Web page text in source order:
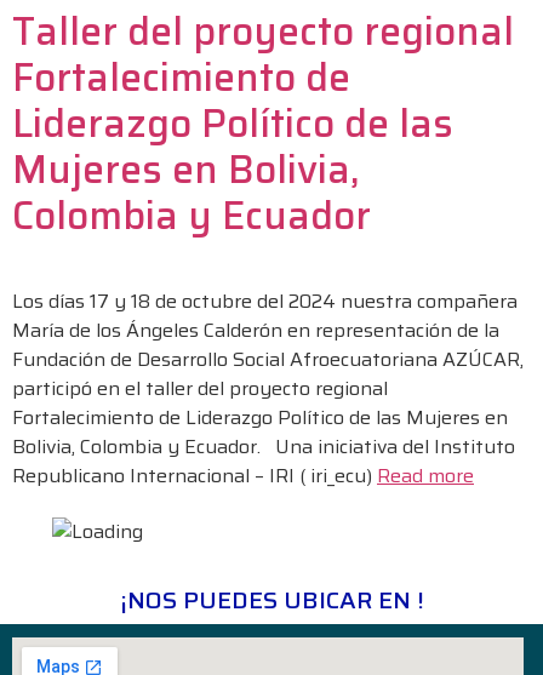
Taller del proyecto regional
Fortalecimiento de
Liderazgo Político de las
Mujeres en Bolivia,
Colombia y Ecuador
Los días 17 y 18 de octubre del 2024 nuestra compañera
María de los Ángeles Calderón en representación de la
Fundación de Desarrollo Social Afroecuatoriana AZÚCAR,
participó en el taller del proyecto regional
Fortalecimiento de Liderazgo Político de las Mujeres en
Bolivia, Colombia y Ecuador. Una iniciativa del Instituto
Republicano Internacional – IRI ( iri_ecu) Read more
¡NOS PUEDES UBICAR EN !